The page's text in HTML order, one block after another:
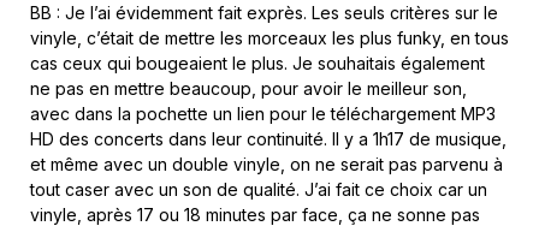
BB : Je l’ai évidemment fait exprès. Les seuls critères sur le
vinyle, c’était de mettre les morceaux les plus funky, en tous
cas ceux qui bougeaient le plus. Je souhaitais également
ne pas en mettre beaucoup, pour avoir le meilleur son,
avec dans la pochette un lien pour le téléchargement MP3
HD des concerts dans leur continuité. Il y a 1h17 de musique,
et même avec un double vinyle, on ne serait pas parvenu à
tout caser avec un son de qualité. J’ai fait ce choix car un
vinyle, après 17 ou 18 minutes par face, ça ne sonne pas